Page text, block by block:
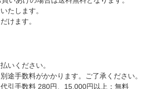
たします。
けます。
いください。
途手数料がかかります。ご了承ください。
引手数料 280円、15,000円以上：無料